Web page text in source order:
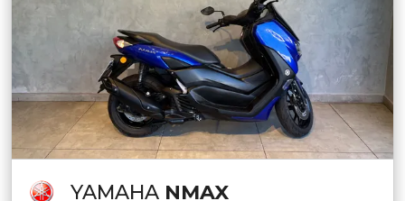
YAMAHA NMAX